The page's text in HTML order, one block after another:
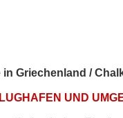
in Griechenland /
UND